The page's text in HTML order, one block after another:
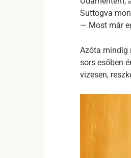
Suttogva
— Most már
Azóta mindig
sors esőben
vizesen,